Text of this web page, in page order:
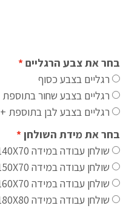
בחר את צבע הרגליים
רגליים בצבע כסוף
רגליים בצבע שחור בתוספת
רגליים בצבע לבן בתוספת +250.00 ₪
בחר את מידת השולחן
שולחן עבודה במידה 140X70
שולחן עבודה במידה 150X70
שולחן עבודה במידה 160X70
שולחן עבודה במידה 180X80 בתוספת